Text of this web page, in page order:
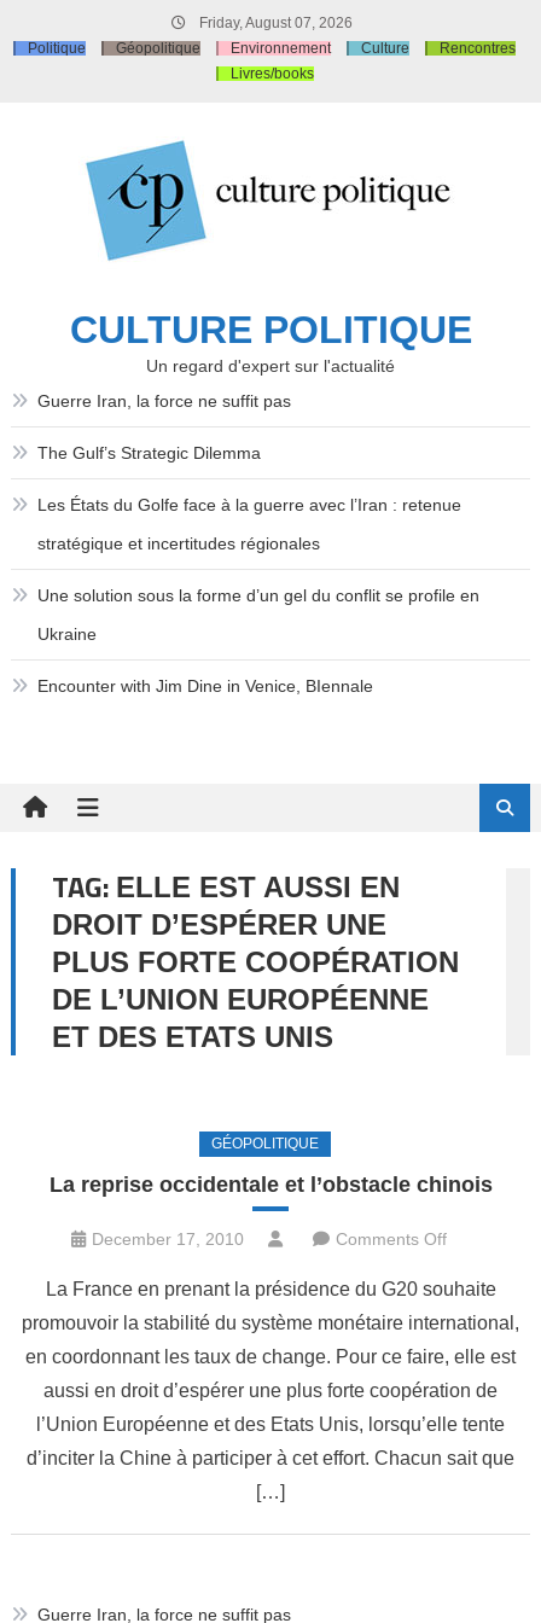
Friday, August 07, 2026
Politique
Géopolitique Environnement Culture
Rencontres
Livres/books
CULTURE POLITIQUE
Un regard d'expert sur l'actualité
Guerre Iran, la force ne suffit pas
The Gulf’s Strategic Dilemma
Les États du Golfe face à la guerre avec l’Iran : retenue
stratégique et incertitudes régionales
Une solution sous la forme d’un gel du conflit se profile en
Ukraine
Encounter with Jim Dine in Venice, BIennale
TAG: ELLE EST AUSSI EN
DROIT D’ESPÉRER UNE
PLUS FORTE COOPÉRATION
DE L’UNION EUROPÉENNE
ET DES ETATS UNIS
GÉOPOLITIQUE
La reprise occidentale et l’obstacle chinois
December 17, 2010 Comments Offon
reprise
occidentale
et
l’obstacle
chinois
La France en prenant la présidence du G20 souhaite
promouvoir la stabilité du système monétaire international,
en coordonnant les taux de change. Pour ce faire, elle est
aussi en droit d’espérer une plus forte coopération de
l’Union Européenne et des Etats Unis, lorsqu’elle tente
d’inciter la Chine à participer à cet effort. Chacun sait que
[…]
Guerre Iran, la force ne suffit pas